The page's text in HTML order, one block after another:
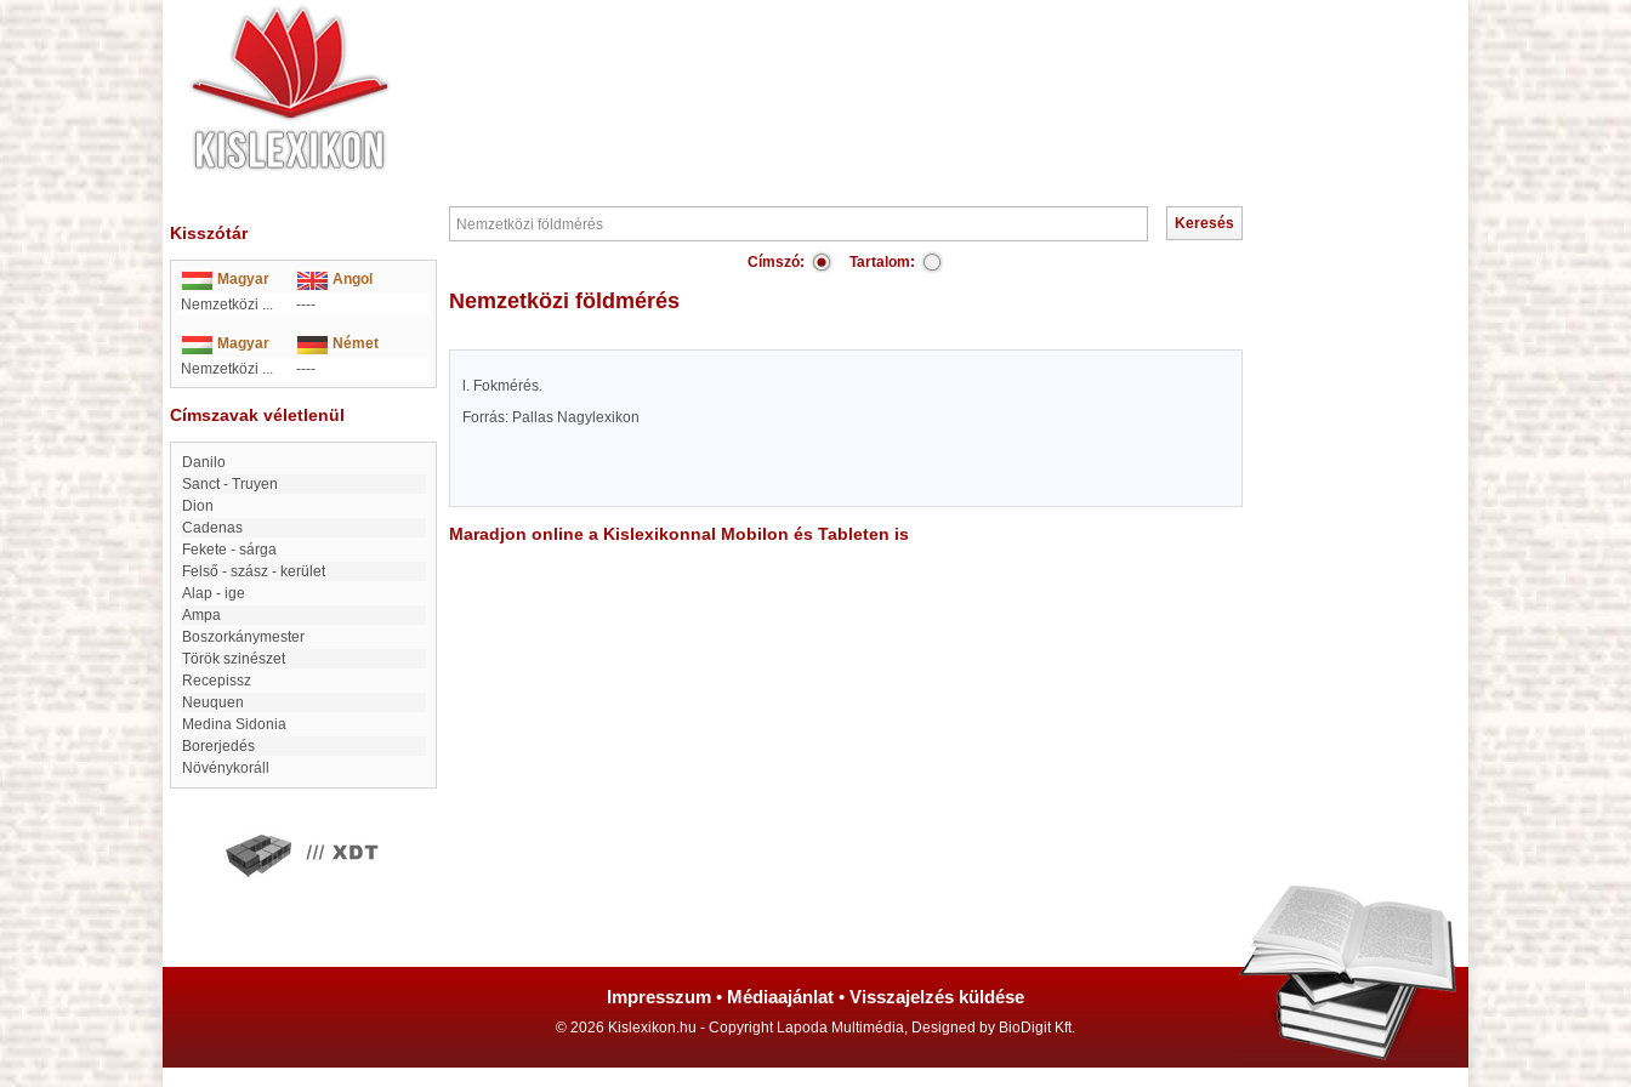
Kisszótár
Magyar
Angol
Nemzetközi ...
----
Magyar
Német
Nemzetközi ...
----
Címszavak véletlenül
Danilo
Sanct - Truyen
Dion
Cadenas
Fekete - sárga
Felső - szász - kerület
Alap - ige
Ampa
Boszorkánymester
Török szinészet
Recepissz
Neuquen
Medina Sidonia
Borerjedés
Növénykoráll
Címszó: Tartalom:
Nemzetközi földmérés
l. Fokmérés.
Forrás: Pallas Nagylexikon
Maradjon online a Kislexikonnal Mobilon és Tableten is
Impresszum • Médiaajánlat • Visszajelzés küldése
© 2026 Kislexikon.hu - Copyright Lapoda Multimédia, Designed by BioDigit Kft.